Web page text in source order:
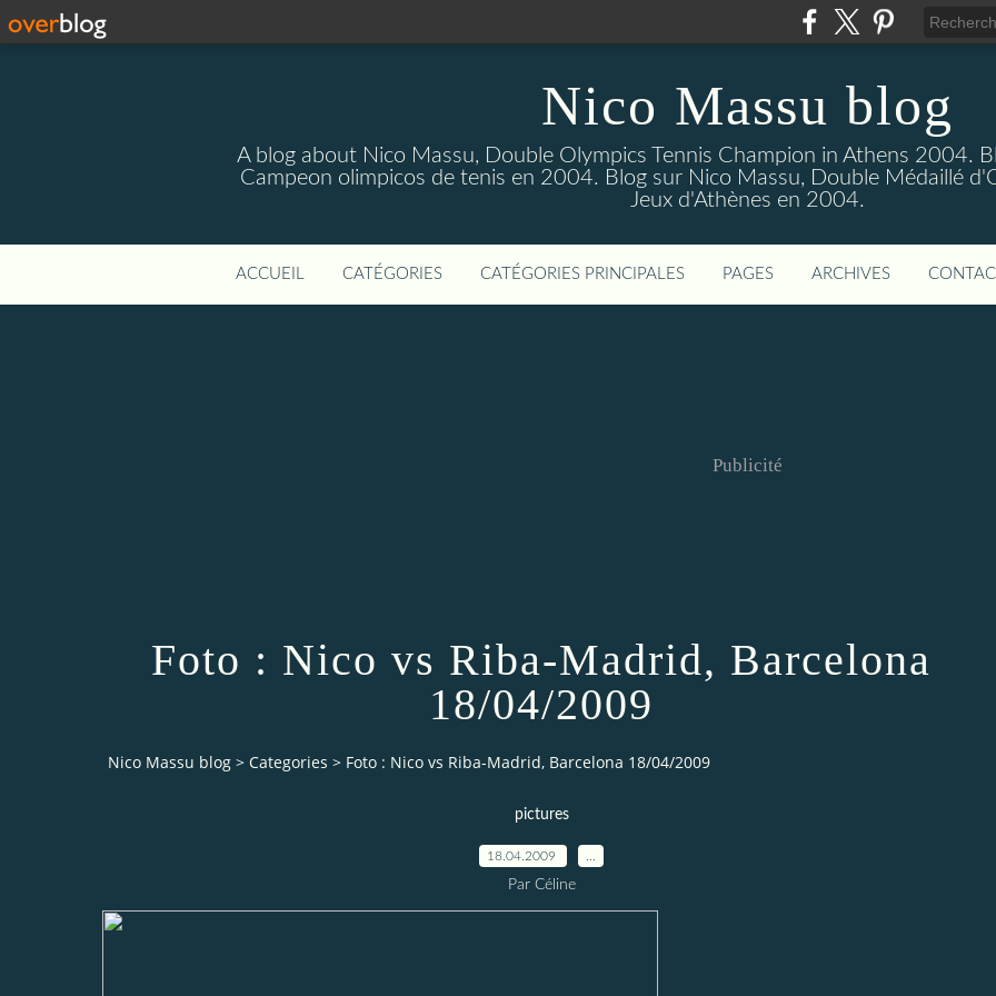
Nico Massu blog
A blog about Nico Massu, Double Olympics Tennis Champion in Athens 2004.
Campeon olimpicos de tenis en 2004. Blog sur Nico Massu, Double Médaillé
Jeux d'Athènes en 2004.
ACCUEIL CATÉGORIES CATÉGORIES PRINCIPALES PAGES ARCHIVES
Publicité
Foto : Nico vs Riba-Madrid, Barcelona
18/04/2009
Nico Massu blog > Categories > Foto : Nico vs Riba-Madrid, Barcelona 18/04/2009
pictures
18.04.2009
Par Céline